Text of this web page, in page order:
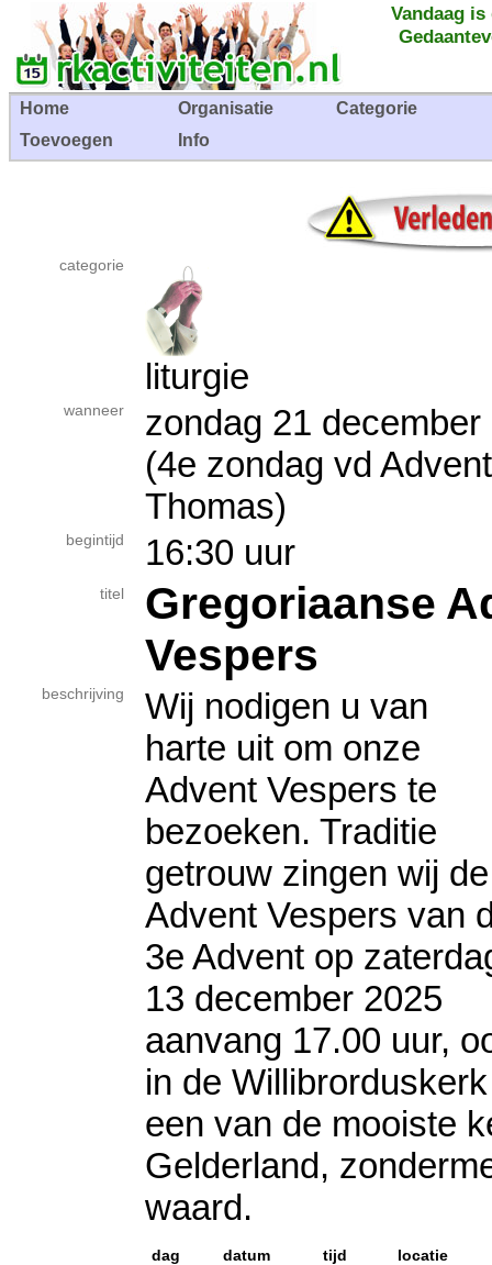
Vandaag
Home Organisatie
Categorie
Toevoegen
Info
categorie
liturgie
wanneer
zondag 21
(4e zondag vd
Thomas)
begintijd 16:30 uur
titel
Gregoriaanse
Vespers
beschrijving
Wij nodigen u van
harte uit om onze
Advent Vespers te
bezoeken. Traditie
getrouw zingen wij de
Advent Vespers van
3e Advent op
13 december 2025
aanvang 17.00 uur,
in de
een van de mooiste
Gelderland,
waard.
dag datum tijd
locatie